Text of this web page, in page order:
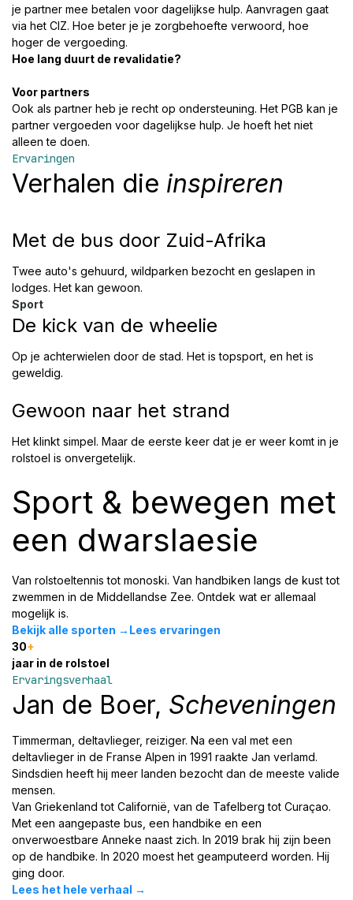
je partner mee betalen voor dagelijkse hulp. Aanvragen gaat
via het CIZ. Hoe beter je je zorgbehoefte verwoord, hoe
hoger de vergoeding.
Hoe lang duurt de revalidatie?
Voor partners
Ook als partner heb je recht op ondersteuning. Het PGB kan je
partner vergoeden voor dagelijkse hulp. Je hoeft het niet
alleen te doen.
Ervaringen
Verhalen die inspireren
Met de bus door Zuid-Afrika
Twee auto's gehuurd, wildparken bezocht en geslapen in
lodges. Het kan gewoon.
Sport
De kick van de wheelie
Op je achterwielen door de stad. Het is topsport, en het is
geweldig.
Gewoon naar het strand
Het klinkt simpel. Maar de eerste keer dat je er weer komt in je
rolstoel is onvergetelijk.
Sport & bewegen met
een dwarslaesie
Van rolstoeltennis tot monoski. Van handbiken langs de kust tot
zwemmen in de Middellandse Zee. Ontdek wat er allemaal
mogelijk is.
Bekijk alle sporten →Lees ervaringen
30+
jaar in de rolstoel
Ervaringsverhaal
Jan de Boer, Scheveningen
Timmerman, deltavlieger, reiziger. Na een val met een
deltavlieger in de Franse Alpen in 1991 raakte Jan verlamd.
Sindsdien heeft hij meer landen bezocht dan de meeste valide
mensen.
Van Griekenland tot Californië, van de Tafelberg tot Curaçao.
Met een aangepaste bus, een handbike en een
onverwoestbare Anneke naast zich. In 2019 brak hij zijn been
op de handbike. In 2020 moest het geamputeerd worden. Hij
ging door.
Lees het hele verhaal →